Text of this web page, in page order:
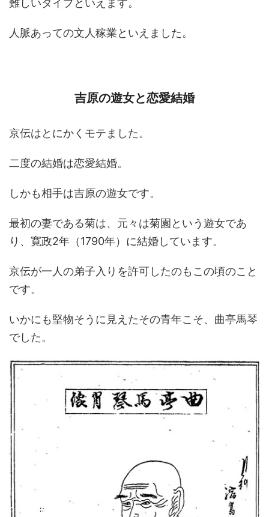
難しいタイプといえます。
人脈あっての文人稼業といえました。
吉原の遊女と恋愛結婚
京伝はとにかくモテました。
二度の結婚は恋愛結婚。
しかも相手は吉原の遊女です。
最初の妻である菊は、元々は菊園という遊女であ
り、寛政2年（1790年）に結婚しています。
京伝が一人の弟子入りを許可したのもこの頃のこと
です。
いかにも堅物そうに見えたその青年こそ、曲亭馬琴
でした。